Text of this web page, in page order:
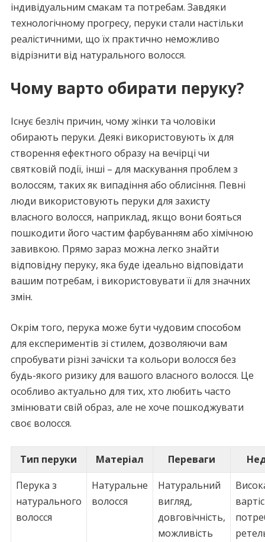
індивідуальним смакам та потребам. Завдяки
технологічному прогресу, перуки стали настільки
реалістичними, що їх практично неможливо
відрізнити від натурального волосся.
Чому варто обирати перуку?
Існує безліч причин, чому жінки та чоловіки
обирають перуки. Деякі використовують їх для
створення ефектного образу на вечірці чи
святковій події, інші – для маскування проблем з
волоссям, таких як випадіння або облисіння. Певні
люди використовують перуки для захисту
власного волосся, наприклад, якщо вони бояться
пошкодити його частим фарбуванням або хімічною
завивкою. Прямо зараз можна легко знайти
відповідну перуку, яка буде ідеально відповідати
вашим потребам, і використовувати її для значних
змін.
Окрім того, перука може бути чудовим способом
для експериментів зі стилем, дозволяючи вам
спробувати різні зачіски та кольори волосся без
будь-якого ризику для вашого власного волосся. Це
особливо актуально для тих, хто любить часто
змінювати свій образ, але не хоче пошкоджувати
своє волосся.
Тип перуки Матеріал Переваги
Перука з
натурального
волосся
Натуральне
волосся
Натуральний
вигляд,
довговічність,
можливість